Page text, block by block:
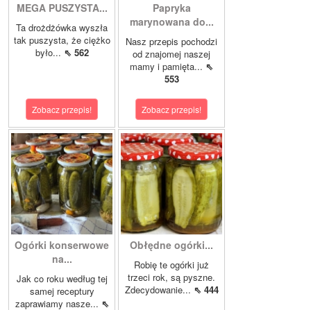
MEGA PUSZYSTA...
Ta drożdżówka wyszła
tak puszysta, że ciężko
było... ⇖ 562
Zobacz przepis!
Papryka
marynowana do...
Nasz przepis pochodzi
od znajomej naszej
mamy i pamięta... ⇖
553
Zobacz przepis!
Ogórki konserwowe
na...
Jak co roku według tej
samej receptury
zaprawiamy nasze... ⇖
Obłędne ogórki...
Robię te ogórki już
trzeci rok, są pyszne.
Zdecydowanie... ⇖ 444